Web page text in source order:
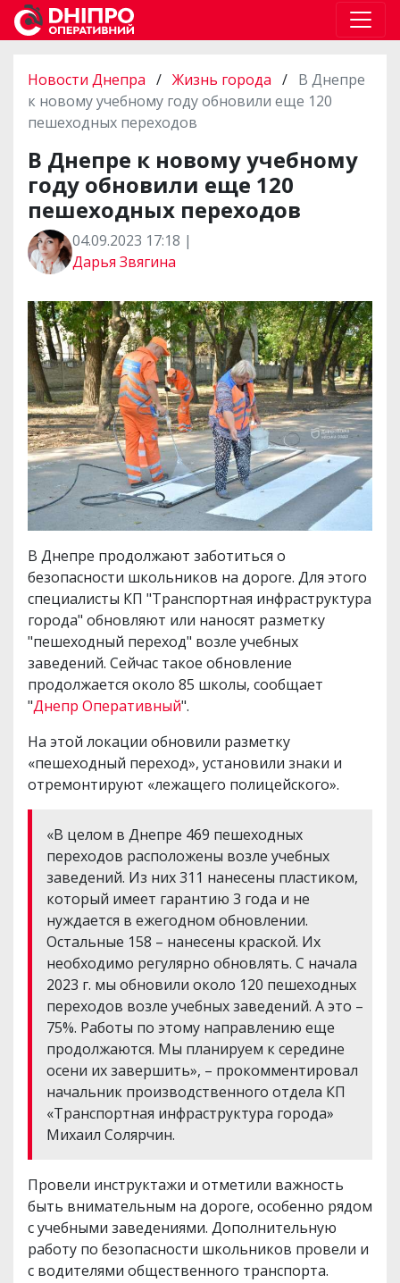
Новости Днепра / Жизнь города / В Днепре
к новому учебному году обновили еще 120
пешеходных переходов
В Днепре к новому учебному
году обновили еще 120
пешеходных переходов
04.09.2023 17:18 |
Дарья Звягина
В Днепре продолжают заботиться о
безопасности школьников на дороге. Для этого
специалисты КП "Транспортная инфраструктура
города" обновляют или наносят разметку
"пешеходный переход" возле учебных
заведений. Сейчас такое обновление
продолжается около 85 школы, сообщает
"Днепр Оперативный".
На этой локации обновили разметку
«пешеходный переход», установили знаки и
отремонтируют «лежащего полицейского».
«В целом в Днепре 469 пешеходных
переходов расположены возле учебных
заведений. Из них 311 нанесены пластиком,
который имеет гарантию 3 года и не
нуждается в ежегодном обновлении.
Остальные 158 – нанесены краской. Их
необходимо регулярно обновлять. С начала
2023 г. мы обновили около 120 пешеходных
переходов возле учебных заведений. А это –
75%. Работы по этому направлению еще
продолжаются. Мы планируем к середине
осени их завершить», – прокомментировал
начальник производственного отдела КП
«Транспортная инфраструктура города»
Михаил Солярчин.
Провели инструктажи и отметили важность
быть внимательным на дороге, особенно рядом
с учебными заведениями. Дополнительную
работу по безопасности школьников провели и
с водителями общественного транспорта.